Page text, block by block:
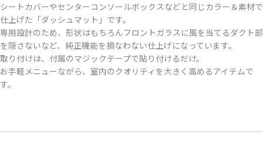
シートカバーやセンターコンソールボックスなどと同じカラー＆素材で
仕上げた「ダッシュマット」です。
専用設計のため、形状はもちろんフロントガラスに風を当てるダクト部
を隠さないなど、純正機能を損なわない仕上げになっています。
取り付けは、付属のマジックテープで貼り付けるだけ。
お手軽メニューながら、室内のクオリティを大きく高めるアイテムで
す。